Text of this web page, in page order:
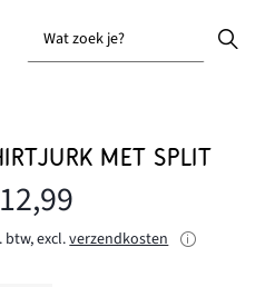
Wat zoek je?
MET SPLIT
btw, excl.verzendkosten